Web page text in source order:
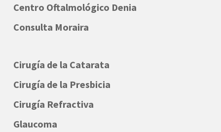
Centro Oftalmológico Denia
Consulta Moraira
Cirugía de la Catarata
Cirugía de la Presbicia
Cirugía Refractiva
Glaucoma